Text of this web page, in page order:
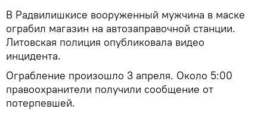
В Радвилишкисе вооруженный мужчина в маске
ограбил магазин на автозаправочной станции.
Литовская полиция опубликовала видео
инцидента.
Ограбление произошло 3 апреля. Около 5:00
правоохранители получили сообщение от
потерпевшей.